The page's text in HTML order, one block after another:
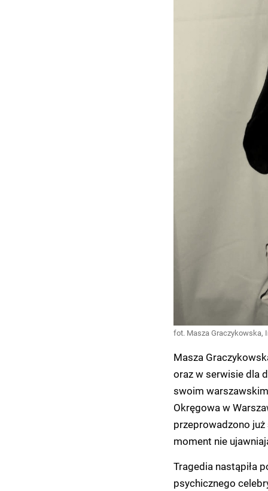
fot. Masza Graczykowska,
Masza
oraz w serwisie dla
swoim
Okręgowa w
przeprowadzono
moment nie
Tragedia nastąpiła
psychicznego